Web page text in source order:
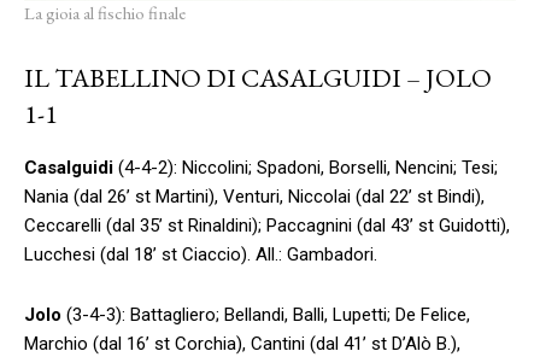
La gioia al fischio finale
IL TABELLINO DI CASALGUIDI – JOLO
1-1
Casalguidi (4-4-2): Niccolini; Spadoni, Borselli, Nencini; Tesi;
Nania (dal 26’ st Martini), Venturi, Niccolai (dal 22’ st Bindi),
Ceccarelli (dal 35’ st Rinaldini); Paccagnini (dal 43’ st Guidotti),
Lucchesi (dal 18’ st Ciaccio). All.: Gambadori.
Jolo (3-4-3): Battagliero; Bellandi, Balli, Lupetti; De Felice,
Marchio (dal 16’ st Corchia), Cantini (dal 41’ st D’Alò B.),